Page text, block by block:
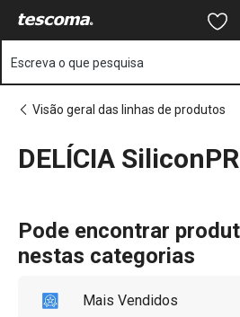
Saltar para o
Saltar para a
Saltar para a
Escreva o que pesquisa
Visão geral das linhas de produtos
DELÍCIA
Pode encontrar
nestas categorias
Mais Vendidos